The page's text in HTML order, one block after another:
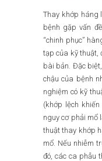
Thay khớp háng
bệnh gặp vấn
“chinh phục”
tạp của kỹ thuật,
bài bản. Đặc
chậu của bệnh
nghiệm có kỹ
(khớp lệch
nguy cơ phải mổ
thuật thay khớp
mổ. Nếu nhiễm
đó, các ca phẫu